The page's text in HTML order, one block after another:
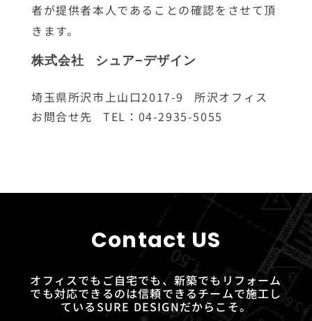
者が提供者本人であることの確認をさせて頂
きます。
株式会社 シュア−デザイン
埼玉県所沢市上山口2017-9 所沢オフィス
お問合せ先 TEL：04-2935-5055
Contact US
オフィスでもご自宅でも、新築でもリフォーム
でも対応できるのは信頼できるチームで施工し
ているSURE DESIGNだからこそ。